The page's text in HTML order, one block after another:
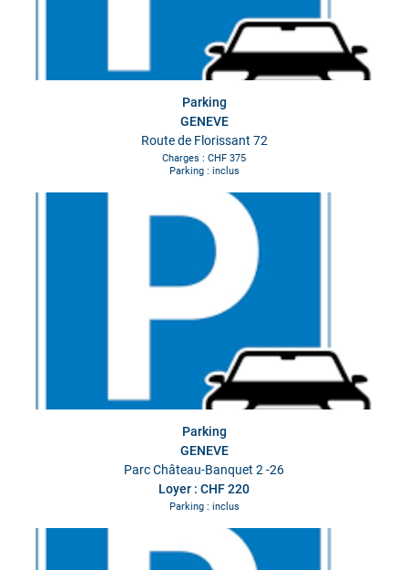
Parking
GENEVE
Route de Florissant 72
Charges : CHF 375
Parking : inclus
Parking
GENEVE
Parc Château-Banquet 2 -26
Loyer : CHF 220
Parking : inclus